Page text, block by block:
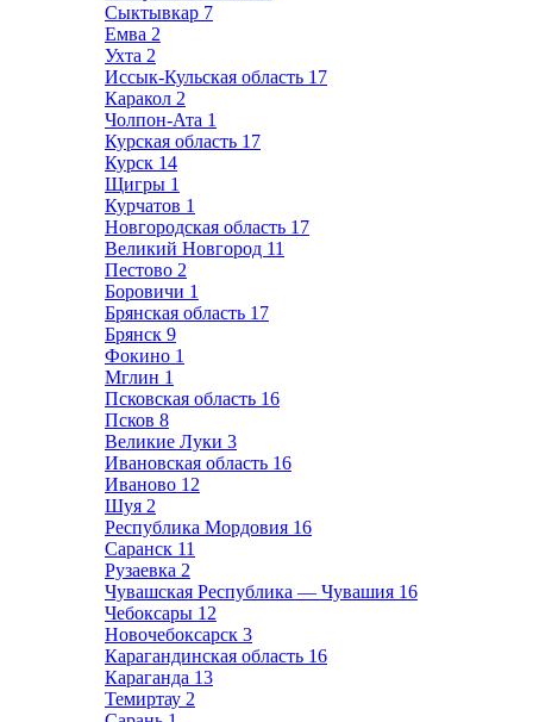
Сыктывкар 7
Емва 2
Ухта 2
Иссык-Кульская область 17
Каракол 2
Чолпон-Ата 1
Курская область 17
Курск 14
Щигры 1
Курчатов 1
Новгородская область 17
Великий Новгород 11
Пестово 2
Боровичи 1
Брянская область 17
Брянск 9
Фокино 1
Мглин 1
Псковская область 16
Псков 8
Великие Луки 3
Ивановская область 16
Иваново 12
Шуя 2
Республика Мордовия 16
Саранск 11
Рузаевка 2
Чувашская Республика — Чувашия 16
Чебоксары 12
Новочебоксарск 3
Карагандинская область 16
Караганда 13
Темиртау 2